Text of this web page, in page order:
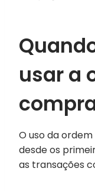
usar a
O uso da
desde os
as transações